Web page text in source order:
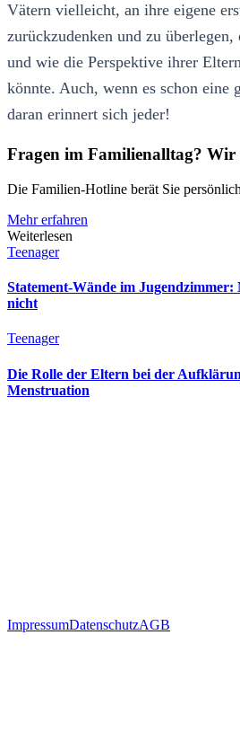
Vätern vielleicht, an ihre eigene
zurückzudenken und zu
und wie die Perspektive ihrer
könnte. Auch, wenn es schon eine
daran erinnert sich jeder!
Fragen im Familienalltag? Wir
Die Familien-Hotline berät Sie
Mehr erfahren
Weiterlesen
Teenager
Statement-Wände im
nicht
Teenager
Die Rolle der Eltern bei der
Menstruation
ImpressumDatenschutzAGB